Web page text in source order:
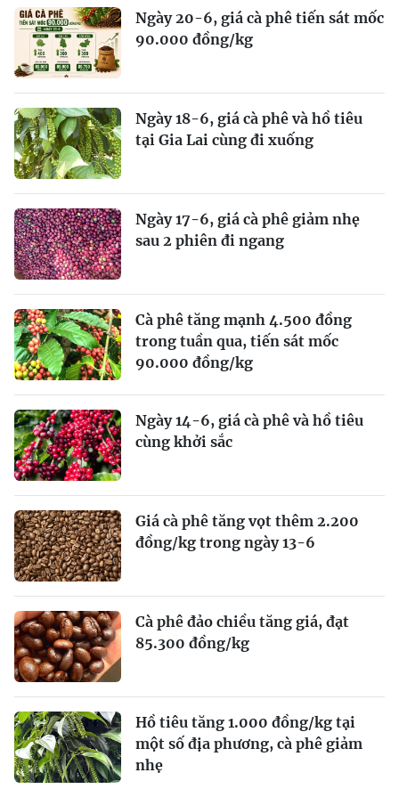
Ngày 20-6, giá cà phê tiến sát mốc
90.000 đồng/kg
Ngày 18-6, giá cà phê và hồ tiêu
tại Gia Lai cùng đi xuống
Ngày 17-6, giá cà phê giảm nhẹ
sau 2 phiên đi ngang
Cà phê tăng mạnh 4.500 đồng
trong tuần qua, tiến sát mốc
90.000 đồng/kg
Ngày 14-6, giá cà phê và hồ tiêu
cùng khởi sắc
Giá cà phê tăng vọt thêm 2.200
đồng/kg trong ngày 13-6
Cà phê đảo chiều tăng giá, đạt
85.300 đồng/kg
Hồ tiêu tăng 1.000 đồng/kg tại
một số địa phương, cà phê giảm
nhẹ